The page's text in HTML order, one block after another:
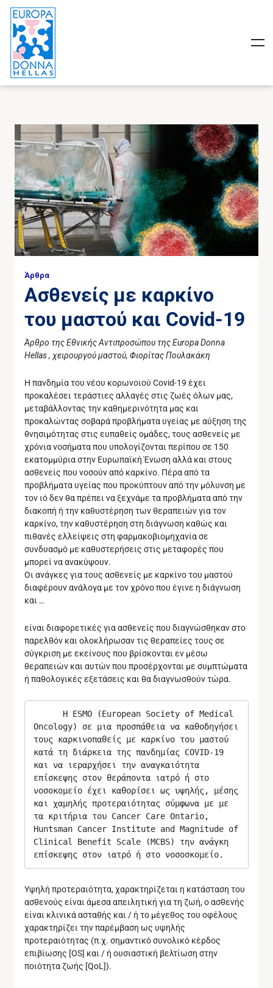
Άρθρα
Ασθενείς με καρκίνο
του μαστού και Covid-19
Άρθρο της Εθνικής Αντιπροσώπου της Europa Donna
Hellas , χειρουργού μαστού, Φιορίτας Πουλακάκη
Η πανδημία του νέου κορωνοιού Covid-19 έχει
προκαλέσει τεράστιες αλλαγές στις ζωές όλων μας,
μεταβάλλοντας την καθημερινότητα μας και
προκαλώντας σοβαρά προβλήματα υγείας με αύξηση της
θνησιμότητας στις ευπαθείς ομάδες, τους ασθενείς με
χρόνια νοσήματα που υπολογίζονται περίπου σε 150
εκατομμύρια στην Ευρωπαϊκή Ένωση αλλά και στους
ασθενείς που νοσούν από καρκίνο. Πέρα από τα
προβλήματα υγείας που προκύπτουν από την μόλυνση με
τον ιό δεν θα πρέπει να ξεχνάμε τα προβλήματα από την
διακοπή ή την καθυστέρηση των θεραπειών για τον
καρκίνο, την καθυστέρηση στη διάγνωση καθώς και
πιθανές ελλείψεις στη φαρμακοβιομηχανία σε
συνδυασμό με καθυστερήσεις στις μεταφορές που
μπορεί να ανακύψουν.
Οι ανάγκες για τους ασθενείς με καρκίνο του μαστού
διαφέρουν ανάλογα με τον χρόνο που έγινε η διάγνωση
και …
είναι διαφορετικές για ασθενείς που διαγνώσθηκαν στο
παρελθόν και ολοκλήρωσαν τις θεραπείες τους σε
σύγκριση με εκείνους που βρίσκονται εν μέσω
θεραπειών και αυτών που προσέρχονται με συμπτώματα
ή παθολογικές εξετάσεις και θα διαγνωσθούν τώρα.
Oncology) σε μια προσπάθεια να καθοδηγήσει
τους καρκινοπαθείς με καρκίνο του μαστού
κατά τη διάρκεια της πανδημίας COVID-19
και να ιεραρχήσει την αναγκαιότητα
επίσκεψης στον θεράποντα ιατρό ή στο
νοσοκομείο έχει καθορίσει ως υψηλής, μέσης
και χαμηλής προτεραιότητας σύμφωνα με με
τα κριτήρια του Cancer Care Ontario,
Huntsman Cancer Institute and Magnitude of
Clinical Benefit Scale (MCBS) την ανάγκη
επίσκεψης στον ιατρό ή στο νοσοσκομείο.
Υψηλή προτεραιότητα, χαρακτηρίζεται η κατάσταση του
ασθενούς είναι άμεσα απειλητική για τη ζωή, ο ασθενής
είναι κλινικά ασταθής και / ή το μέγεθος του οφέλους
χαρακτηρίζει την παρέμβαση ως υψηλής
προτεραιότητας (π.χ. σημαντικό συνολικό κέρδος
επιβίωσης [OS] και / ή ουσιαστική βελτίωση στην
ποιότητα ζωής [QoL]).